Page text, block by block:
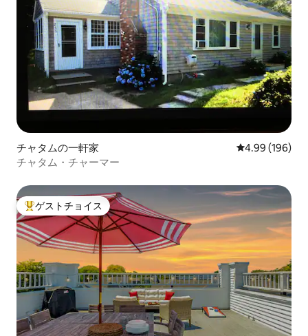
チャタムの一軒家 レビュー196
4.99 (196)
チャタム・チャーマー
大好評のゲストチョイスです。
ゲストチョイス